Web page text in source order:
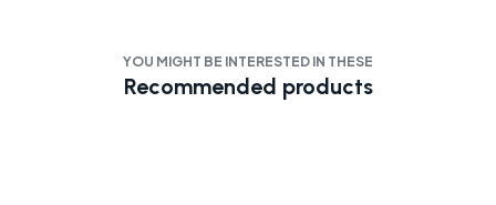
YOU MIGHT BE INTERESTED IN THESE
Recommended products